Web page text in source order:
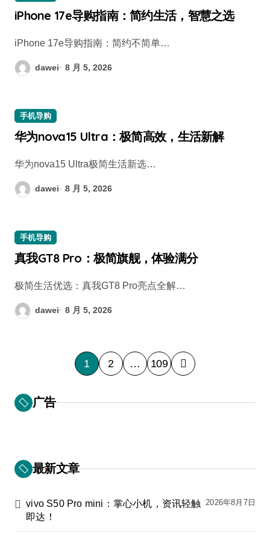
iPhone 17e导购指南：简约生活，智慧之选
iPhone 17e导购指南：简约不简单…
dawei 8 月 5, 2026
手机导购
华为nova15 Ultra：极简高效，生活新解
华为nova15 Ultra极简生活新选…
dawei 8 月 5, 2026
手机导购
真我GT8 Pro：极简旗舰，体验满分
极简生活优选：真我GT8 Pro亮点全解…
dawei 8 月 5, 2026
文
章
分
1 2 … 109
广告
最新文章
vivo S50 Pro mini：掌心小机，资讯轻触
即达！
2026年8月7日